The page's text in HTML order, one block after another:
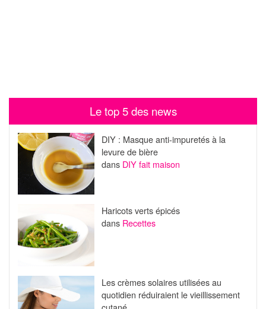
Le top 5 des news
DIY : Masque anti-impuretés à la
levure de bière
dans DIY fait maison
Haricots verts épicés
dans Recettes
Les crèmes solaires utilisées au
quotidien réduiraient le vieillissement